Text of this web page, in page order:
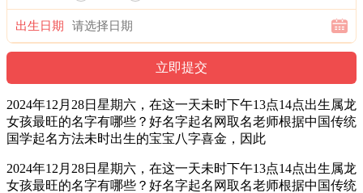
出生日期
2024年12月28日星期六，在这一天未时下午13点14点出生属龙
女孩最旺的名字有哪些？好名字起名网取名老师根据中国传统
国学起名方法未时出生的宝宝八字喜金，因此
2024年12月28日星期六，在这一天未时下午13点14点出生属龙
女孩最旺的名字有哪些？好名字起名网取名老师根据中国传统